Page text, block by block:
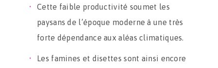
Cette faible productivité soumet les
paysans de l’époque moderne à une très
forte dépendance aux aléas climatiques.
Les famines et disettes sont ainsi encore